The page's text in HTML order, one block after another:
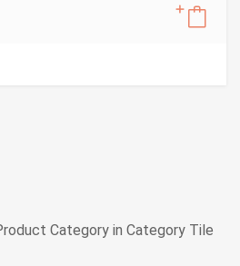
Category in Category Tile